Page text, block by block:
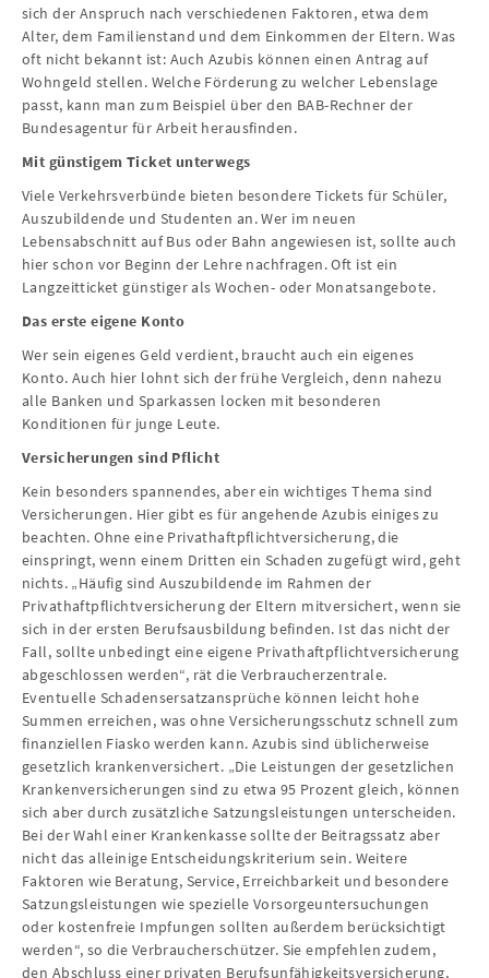
sich der Anspruch nach verschiedenen Faktoren, etwa dem
Alter, dem Familienstand und dem Einkommen der Eltern. Was
oft nicht bekannt ist: Auch Azubis können einen Antrag auf
Wohngeld stellen. Welche Förderung zu welcher Lebenslage
passt, kann man zum Beispiel über den BAB-Rechner der
Bundesagentur für Arbeit herausfinden.
Mit günstigem Ticket unterwegs
Viele Verkehrsverbünde bieten besondere Tickets für Schüler,
Auszubildende und Studenten an. Wer im neuen
Lebensabschnitt auf Bus oder Bahn angewiesen ist, sollte auch
hier schon vor Beginn der Lehre nachfragen. Oft ist ein
Langzeitticket günstiger als Wochen- oder Monatsangebote.
Das erste eigene Konto
Wer sein eigenes Geld verdient, braucht auch ein eigenes
Konto. Auch hier lohnt sich der frühe Vergleich, denn nahezu
alle Banken und Sparkassen locken mit besonderen
Konditionen für junge Leute.
Versicherungen sind Pflicht
Kein besonders spannendes, aber ein wichtiges Thema sind
Versicherungen. Hier gibt es für angehende Azubis einiges zu
beachten. Ohne eine Privathaftpflichtversicherung, die
einspringt, wenn einem Dritten ein Schaden zugefügt wird, geht
nichts. „Häufig sind Auszubildende im Rahmen der
Privathaftpflichtversicherung der Eltern mitversichert, wenn sie
sich in der ersten Berufsausbildung befinden. Ist das nicht der
Fall, sollte unbedingt eine eigene Privathaftpflichtversicherung
abgeschlossen werden“, rät die Verbraucherzentrale.
Eventuelle Schadensersatzansprüche können leicht hohe
Summen erreichen, was ohne Versicherungsschutz schnell zum
finanziellen Fiasko werden kann. Azubis sind üblicherweise
gesetzlich krankenversichert. „Die Leistungen der gesetzlichen
Krankenversicherungen sind zu etwa 95 Prozent gleich, können
sich aber durch zusätzliche Satzungsleistungen unterscheiden.
Bei der Wahl einer Krankenkasse sollte der Beitragssatz aber
nicht das alleinige Entscheidungskriterium sein. Weitere
Faktoren wie Beratung, Service, Erreichbarkeit und besondere
Satzungsleistungen wie spezielle Vorsorgeuntersuchungen
oder kostenfreie Impfungen sollten außerdem berücksichtigt
werden“, so die Verbraucherschützer. Sie empfehlen zudem,
den Abschluss einer privaten Berufsunfähigkeitsversicherung,